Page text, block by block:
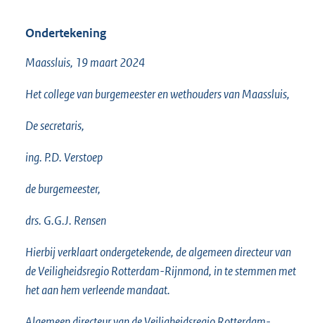
Ondertekening
Maassluis, 19 maart 2024
Het college van burgemeester en wethouders van Maassluis,
De secretaris,
ing. P.D. Verstoep
de burgemeester,
drs. G.G.J. Rensen
Hierbij verklaart ondergetekende, de algemeen directeur van
de Veiligheidsregio Rotterdam-Rijnmond, in te stemmen met
het aan hem verleende mandaat.